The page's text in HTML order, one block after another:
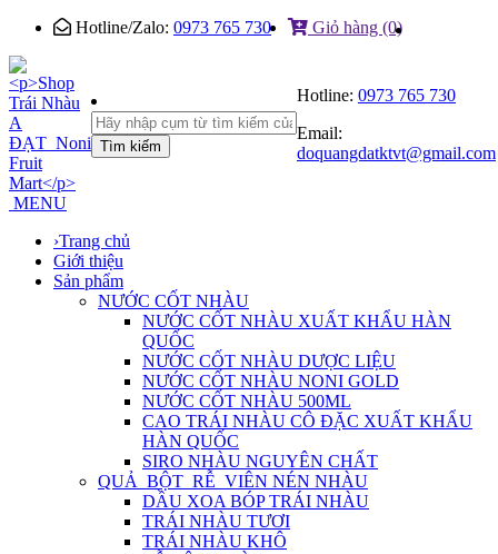
Hotline/Zalo: 0973 765 730 Giỏ hàng (0)
Tìm kiếm
Hotline: 0973 765 730
Email:
doquangdatktvt@gmail.com
MENU
›Trang chủ
Giới thiệu
Sản phẩm
NƯỚC CỐT NHÀU
NƯỚC CỐT NHÀU XUẤT KHẨU HÀN
QUỐC
NƯỚC CỐT NHÀU DƯỢC LIỆU
NƯỚC CỐT NHÀU NONI GOLD
NƯỚC CỐT NHÀU 500ML
CAO TRÁI NHÀU CÔ ĐẶC XUẤT KHẨU
HÀN QUỐC
SIRO NHÀU NGUYÊN CHẤT
QUẢ_BỘT_RỄ_VIÊN NÉN NHÀU
DẦU XOA BÓP TRÁI NHÀU
TRÁI NHÀU TƯƠI
TRÁI NHÀU KHÔ